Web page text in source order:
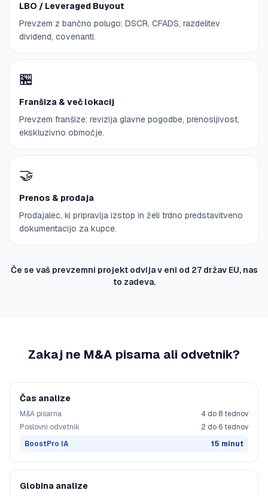
LBO / Leveraged Buyout
Prevzem z bančno polugo: DSCR, CFADS, razdelitev
dividend, covenanti.
🏪
Franšiza & več lokacij
Prevzem franšize: revizija glavne pogodbe, prenosljivost,
ekskluzivno območje.
🤝
Prenos & prodaja
Prodajalec, ki pripravlja izstop in želi trdno predstavitveno
dokumentacijo za kupce.
Če se vaš prevzemni projekt odvija v eni od 27 držav EU, nas
to zadeva.
Zakaj ne M&A pisarna ali odvetnik?
Čas analize
M&A pisarna
4 do 8 tednov
Poslovni odvetnik
2 do 6 tednov
BoostPro IA
15 minut
Globina analize